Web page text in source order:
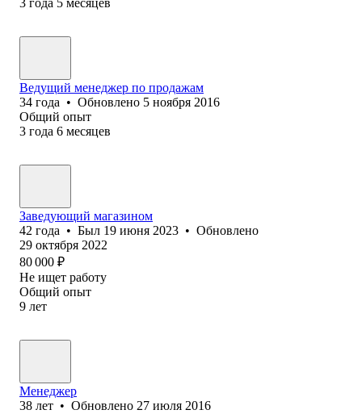
Ведущий менеджер по продажам
34 года • Обновлено 5 ноября 2016
Общий опыт
3 года 6 месяцев
Заведующий магазином
42 года • Был 19 июня 2023 • Обновлено
29 октября 2022
80 000 ₽
Не ищет работу
Общий опыт
9 лет
Менеджер
38 лет • Обновлено 27 июля 2016